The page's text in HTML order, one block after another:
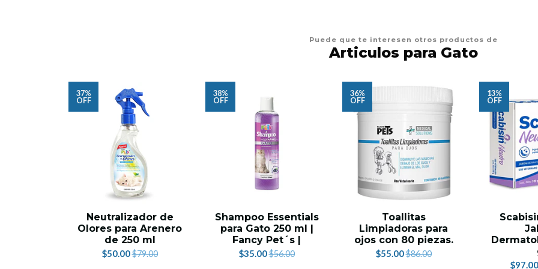
Puede que te interesen otros productos de
Articulos para Gato
37%
OFF
Neutralizador de
Olores para Arenero
de 250 ml
$50.00$79.00
38%
OFF
Shampoo Essentials
para Gato 250 ml |
Fancy Pet´s |
$35.00$56.00
36%
OFF
Toallitas
Limpiadoras para
ojos con 80 piezas.
$55.00$86.00
13%
OFF
$97.00